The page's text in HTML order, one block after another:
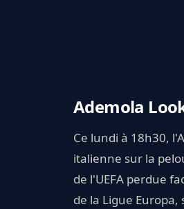
Ademola
Ce lundi à 18h30,
italienne sur la
de l'UEFA perdue
de la Ligue